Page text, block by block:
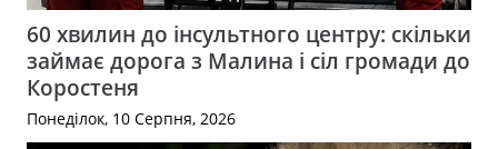
60 хвилин до інсультного центру: скільки
займає дорога з Малина і сіл громади до
Коростеня
Понеділок, 10 Серпня, 2026